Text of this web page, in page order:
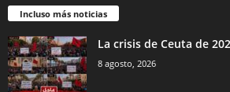
Incluso más noticias
La crisis de Ceuta de
8 agosto, 2026